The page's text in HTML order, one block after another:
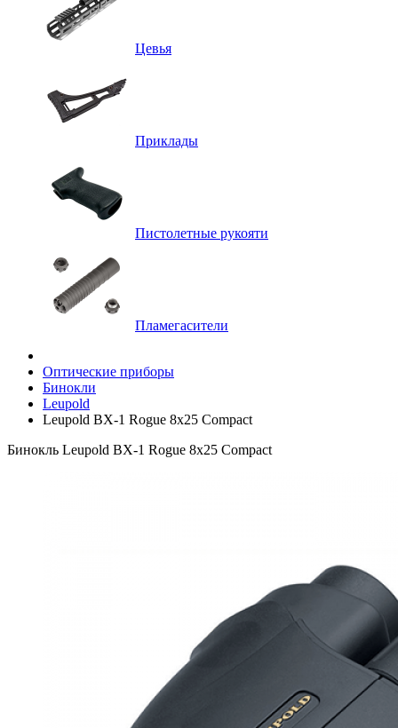
Цевья
Приклады
Пистолетные рукояти
Пламегасители
Оптические приборы
Бинокли
Leupold
Leupold BX-1 Rogue 8x25 Compact
Бинокль Leupold BX-1 Rogue 8x25 Compact